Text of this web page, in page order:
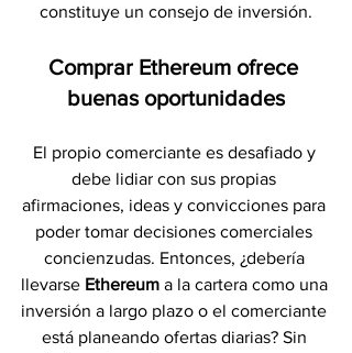
constituye un consejo de inversión.
Comprar Ethereum ofrece
buenas oportunidades
El propio comerciante es desafiado y
debe lidiar con sus propias
afirmaciones, ideas y convicciones para
poder tomar decisiones comerciales
concienzudas. Entonces, ¿debería
llevarse Ethereum a la cartera como una
inversión a largo plazo o el comerciante
está planeando ofertas diarias? Sin